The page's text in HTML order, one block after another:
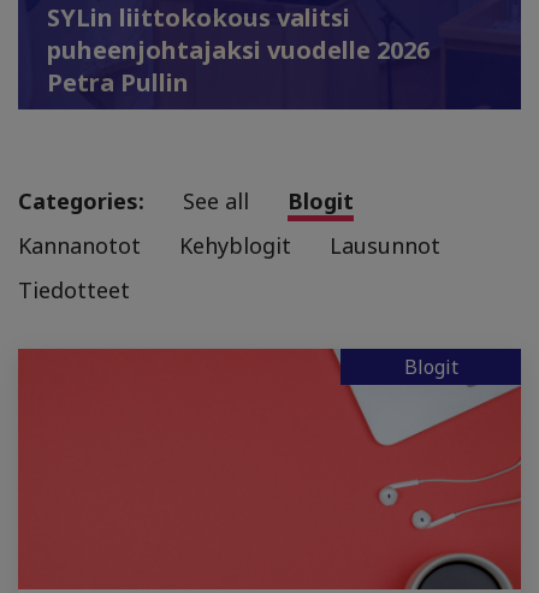
SYLin liittokokous valitsi
puheenjohtajaksi vuodelle 2026
Petra Pullin
Categories: See all
Blogit
Kannanotot
Kehyblogit
Lausunnot
Tiedotteet
Blogit